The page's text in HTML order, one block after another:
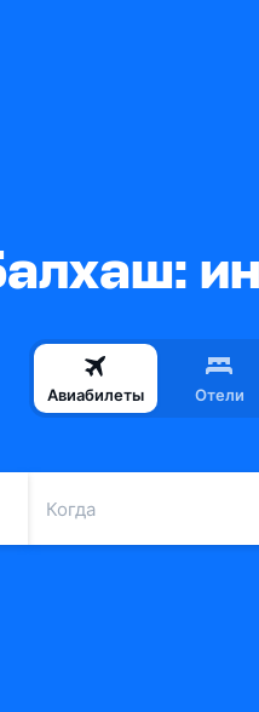
Авиабилеты Отели
Когда